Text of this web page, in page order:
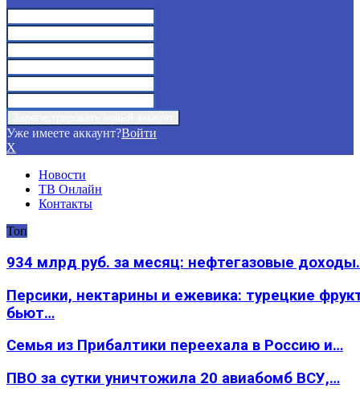
Уже имеете аккаунт?Войти
X
Новости
ТВ Онлайн
Контакты
Топ
934 млрд руб. за месяц: нефтегазовые
Персики, нектарины и ежевика: турецкие
бьют…
Семья из Прибалтики переехала в Россию и…
ПВО за сутки уничтожила 20 авиабомб ВСУ,…